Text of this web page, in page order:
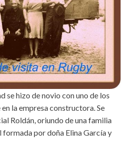
se hizo de novio con uno de los
la empresa constructora. Se
Roldán, oriundo de una familia
formada por doña Elina García y